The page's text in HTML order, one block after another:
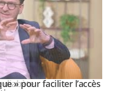
» pour faciliter l’accès
diabèteYoutube